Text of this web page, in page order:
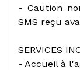
- Caution
SMS reçu
SERVICES
- Accueil à